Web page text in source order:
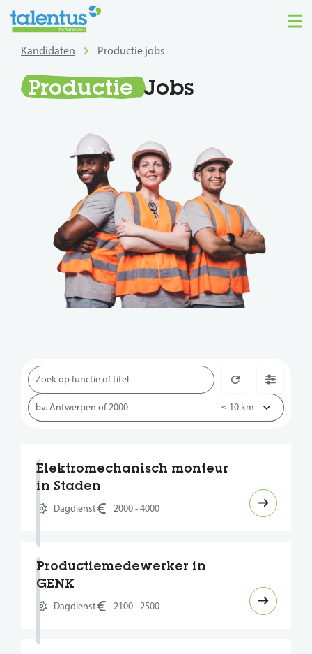
Kandidaten Productie jobs
Productie Jobs
Elektromechanisch monteur
in Staden
Dagdienst 2000 - 4000
Productiemedewerker in
GENK
Dagdienst 2100 - 2500